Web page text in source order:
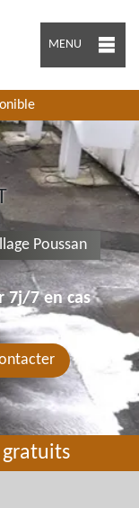
MENU
Poussan
7j/7 en cas